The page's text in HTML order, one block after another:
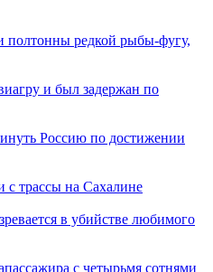
полтонны редкой рыбы-фугу,
и был задержан по
Россию по достижении
трассы на Сахалине
в убийстве любимого
с четырьмя сотнями